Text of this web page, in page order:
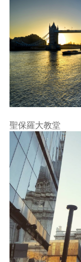
聖保羅大教堂